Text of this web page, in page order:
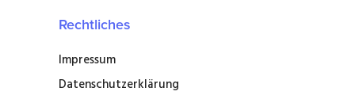
Rechtliches
Impressum
Datenschutzerklärung